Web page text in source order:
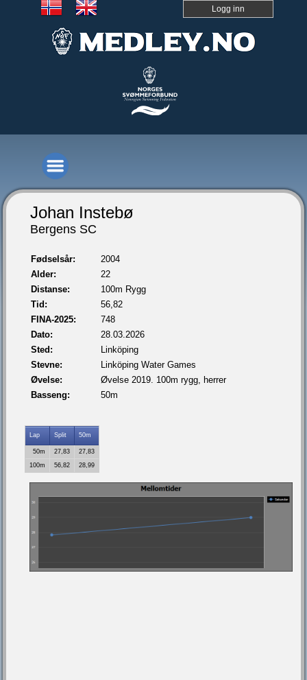
Logg inn
Johan Instebø
Bergens SC
Fødselsår:
2004
Alder:
22
Distanse:
100m Rygg
Tid:
56,82
FINA-2025:
748
Dato:
28.03.2026
Sted:
Linköping
Stevne:
Linköping Water Games
Øvelse:
Øvelse 2019. 100m rygg, herrer
Basseng:
50m
Lap Split 50m
50m 27,83
27,83
100m
56,82 28,99